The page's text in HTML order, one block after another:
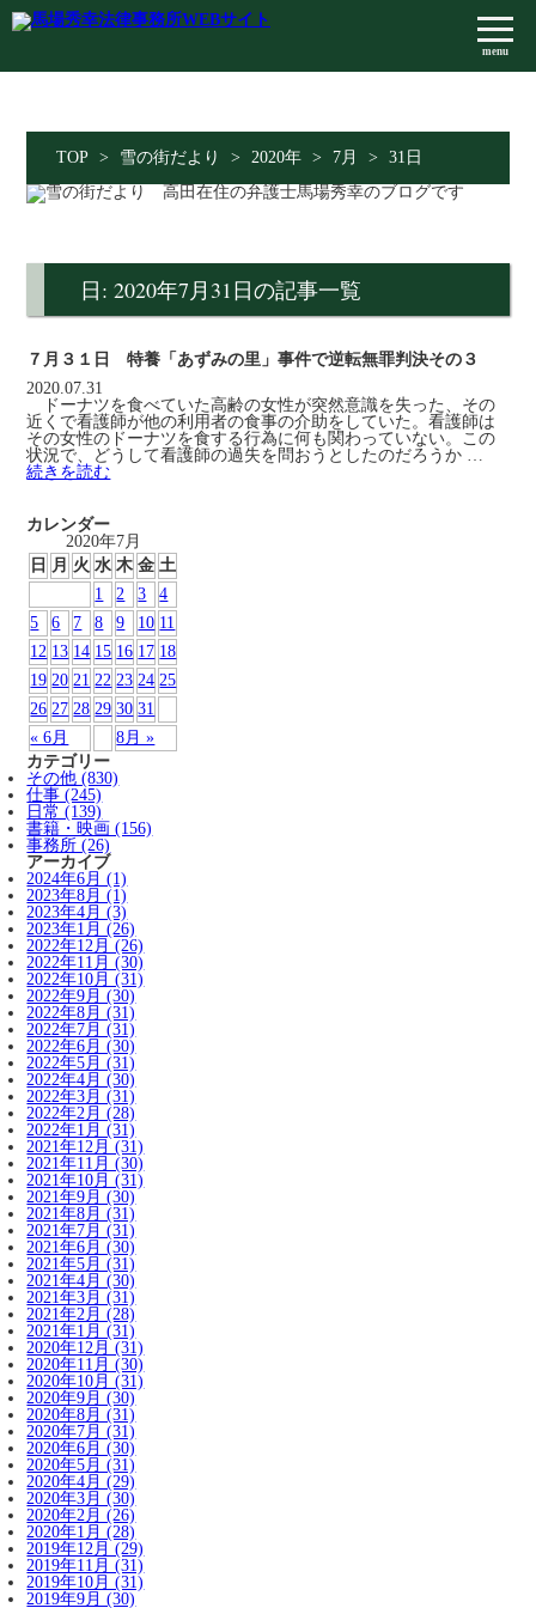
menu
TOP > 雪の街だより > 2020年 > 7月 > 31日
日: 2020年7月31日の記事一覧
７月３１日 特養「あずみの里」事件で逆転無罪判決その３
2020.07.31
ドーナツを食べていた高齢の女性が突然意識を失った、その
近くで看護師が他の利用者の食事の介助をしていた。看護師は
その女性のドーナツを食する行為に何も関わっていない。この
状況で、どうして看護師の過失を問おうとしたのだろうか …
続きを読む
カレンダー
2020年7月
日 月 火 水 木 金 土
« 6月 8月 »
1 2 3
4
5
6 7 8 9 10 11
12 13 14 15 16 17 18
19 20 21 22 23 24 25
26 27 28 29 30 31
カテゴリー
その他 (830)
仕事 (245)
日常 (139)
書籍・映画 (156)
事務所 (26)
アーカイブ
2024年6月 (1)
2023年8月 (1)
2023年4月 (3)
2023年1月 (26)
2022年12月 (26)
2022年11月 (30)
2022年10月 (31)
2022年9月 (30)
2022年8月 (31)
2022年7月 (31)
2022年6月 (30)
2022年5月 (31)
2022年4月 (30)
2022年3月 (31)
2022年2月 (28)
2022年1月 (31)
2021年12月 (31)
2021年11月 (30)
2021年10月 (31)
2021年9月 (30)
2021年8月 (31)
2021年7月 (31)
2021年6月 (30)
2021年5月 (31)
2021年4月 (30)
2021年3月 (31)
2021年2月 (28)
2021年1月 (31)
2020年12月 (31)
2020年11月 (30)
2020年10月 (31)
2020年9月 (30)
2020年8月 (31)
2020年7月 (31)
2020年6月 (30)
2020年5月 (31)
2020年4月 (29)
2020年3月 (30)
2020年2月 (26)
2020年1月 (28)
2019年12月 (29)
2019年11月 (31)
2019年10月 (31)
2019年9月 (30)